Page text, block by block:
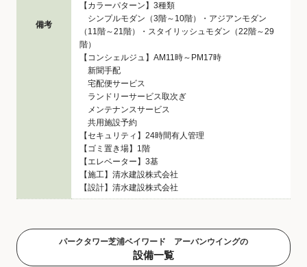
備考
【カラーパターン】3種類
シンプルモダン（3階～10階）・アジアンモダン
（11階～21階）・スタイリッシュモダン（22階～29
階）
【コンシェルジュ】AM11時～PM17時
新聞手配
宅配便サービス
ランドリーサービス取次ぎ
メンテナンスサービス
共用施設予約
【セキュリティ】24時間有人管理
【ゴミ置き場】1階
【エレベーター】3基
【施工】清水建設株式会社
【設計】清水建設株式会社
パークタワー芝浦ベイワード アーバンウイングの
設備一覧